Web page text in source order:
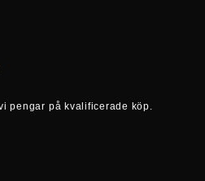
pengar på kvalificerade köp.